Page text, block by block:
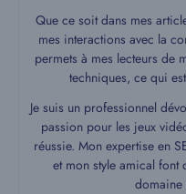
Que ce soit dans mes
mes interactions avec la
permets à mes lecteurs de
techniques, ce qui
Je suis un professionnel
passion pour les jeux
réussie. Mon expertise en
et mon style amical font
domaine